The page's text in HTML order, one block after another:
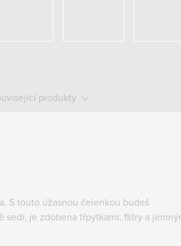
produkty
S touto úžasnou čelenkou budeš
sedí, je zdobena třpytkami, flitry a